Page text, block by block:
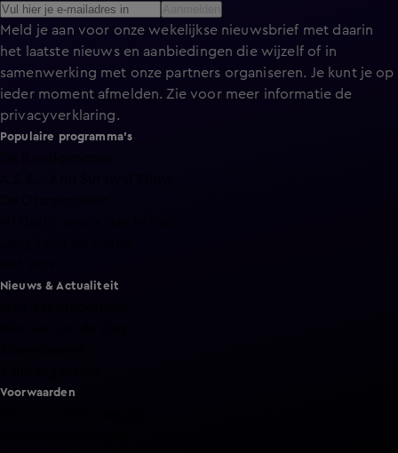
Meld je aan voor onze wekelijkse nieuwsbrief met daarin
het laatste nieuws en aanbiedingen die wijzelf of in
samenwerking met onze partners organiseren. Je kunt je op
ieder moment afmelden. Zie voor meer informatie de
privacyverklaring.
Populaire programma's
Nieuws & Actualiteit
Voorwaarden